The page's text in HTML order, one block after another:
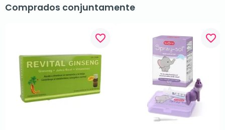
Comprados conjuntamente
favorite_border favorite_border